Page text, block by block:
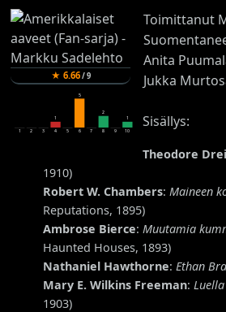
★ 6.66/9
1 2 3
1
4
5
5
6 7
2
8 9
1
10
Toimittanut
Anita
Jukka
Sisällys:
Theodore
1910)
Robert W. Chambers: Maineen
Reputations, 1895)
Ambrose Bierce: Muutamia
Haunted Houses, 1893)
Nathaniel Hawthorne: Ethan
Mary E. Wilkins Freeman:
1903)